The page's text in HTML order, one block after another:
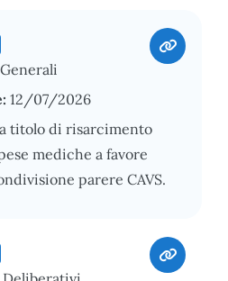
12/07/2026
titolo di risarcimento
mediche a favore
parere CAVS.